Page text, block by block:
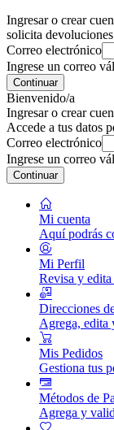
Ingresar o crear
solicita
Correo electrónico
Ingrese un correo
Continuar
Bienvenido/a
Ingresar o crear
Accede a tus datos
Correo electrónico
Ingrese un correo
Continuar
Mi cuenta
Aquí podrás
Mi Perfil
Revisa y edita
Direcciones
Agrega, edita
Mis Pedidos
Gestiona tus
Métodos de
Agrega y